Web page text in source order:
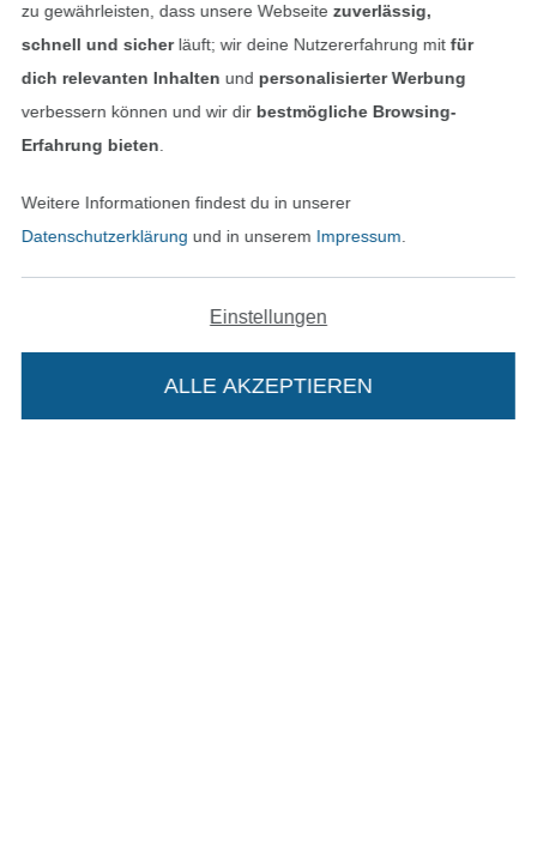
In deinen Warenkorb
Impressum
zu gewährleisten, dass unsere Webseite zuverlässig,
schnell und sicherläuft; wir deine Nutzererfahrung mitfür
dich relevanten Inhalten und personalisierter Werbung
verbessern können und wir dir bestmögliche Browsing-
Erfahrung bieten
Weitere Informationen findest du in unserer
Datenschutzerklärung und in unserem Impressum
Einstellungen
ALLE AKZEPTIEREN